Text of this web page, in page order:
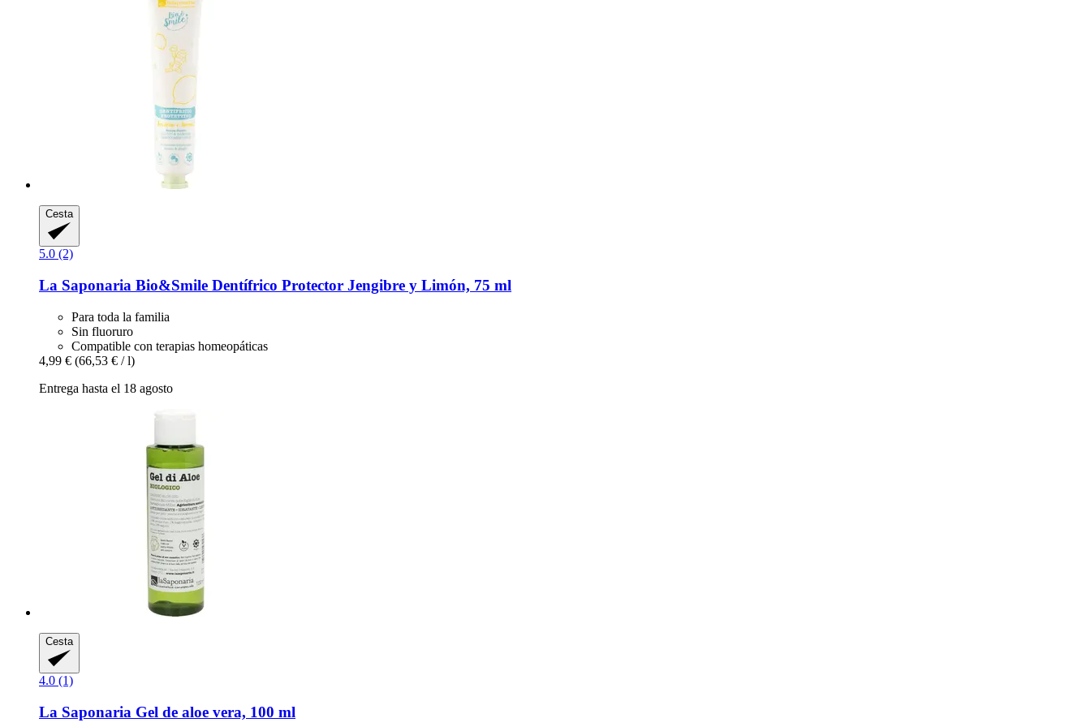
Cesta
5.0 (2)
La Saponaria Bio&Smile Dentífrico Protector Jengibre y Limón, 75 ml
Para toda la familia
Sin fluoruro
Compatible con terapias homeopáticas
4,99 € (66,53 € / l)
Entrega hasta el 18 agosto
Cesta
4.0 (1)
La Saponaria Gel de aloe vera, 100 ml